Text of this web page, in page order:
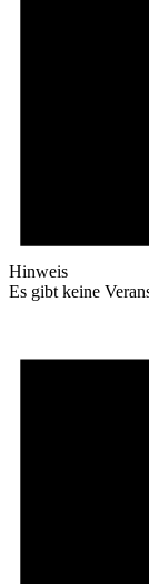
Hinweis
Es gibt keine